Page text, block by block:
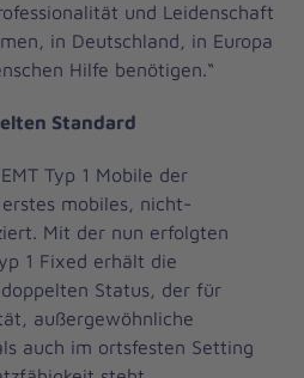
und Leidenschaft
in Deutschland, in Europa
Hilfe benötigen.“
Standard
Typ 1 Mobile der
mobiles, nicht-
Mit der nun erfolgten
1 Fixed erhält die
Status, der für
außergewöhnliche
auch im ortsfesten Setting